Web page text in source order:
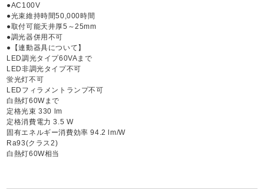
●AC100V
●光束維持時間50,000時間
●取付可能天井厚5～25mm
●調光器併用不可
●【連動器具について】
LED調光タイプ60VAまで
LED非調光タイプ不可
蛍光灯不可
LEDフィラメントランプ不可
白熱灯60Wまで
定格光束 330 lm
定格消費電力 3.5 W
固有エネルギー消費効率 94.2 lm/W
Ra93(クラス2)
白熱灯60W相当